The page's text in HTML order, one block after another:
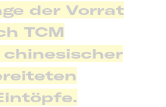
der Vorrat
TCM